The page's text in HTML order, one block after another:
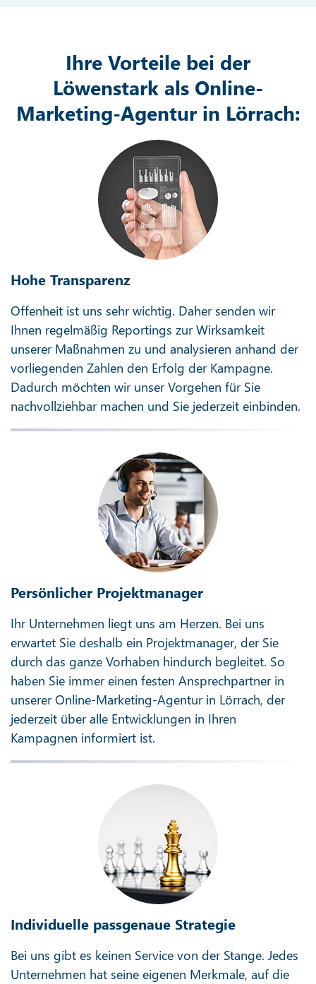
Ihre Vorteile bei der
Löwenstark als Online-
Marketing-Agentur in Lörrach:
Hohe Transparenz
Offenheit ist uns sehr wichtig. Daher senden wir
Ihnen regelmäßig Reportings zur Wirksamkeit
unserer Maßnahmen zu und analysieren anhand der
vorliegenden Zahlen den Erfolg der Kampagne.
Dadurch möchten wir unser Vorgehen für Sie
nachvollziehbar machen und Sie jederzeit einbinden.
Persönlicher Projektmanager
Ihr Unternehmen liegt uns am Herzen. Bei uns
erwartet Sie deshalb ein Projektmanager, der Sie
durch das ganze Vorhaben hindurch begleitet. So
haben Sie immer einen festen Ansprechpartner in
unserer Online-Marketing-Agentur in Lörrach, der
jederzeit über alle Entwicklungen in Ihren
Kampagnen informiert ist.
Individuelle passgenaue Strategie
Bei uns gibt es keinen Service von der Stange. Jedes
Unternehmen hat seine eigenen Merkmale, auf die